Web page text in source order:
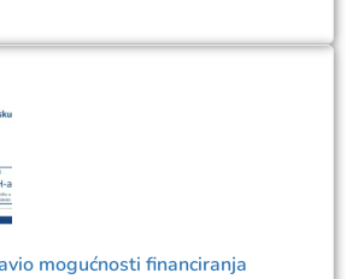
mogućnosti financiranja